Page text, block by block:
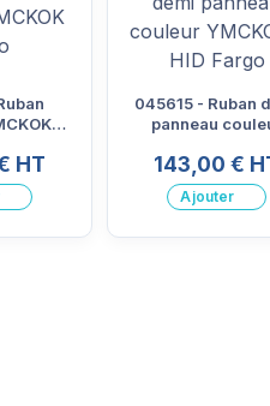
HT
045615 - Ruban
panneau
143,00 €
Ajouter